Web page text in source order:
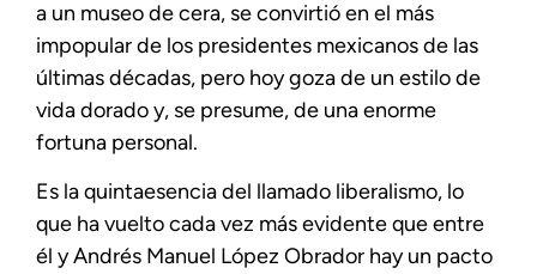
a un museo de cera, se convirtió en el más
impopular de los presidentes mexicanos de las
últimas décadas, pero hoy goza de un estilo de
vida dorado y, se presume, de una enorme
fortuna personal.
Es la quintaesencia del llamado liberalismo, lo
que ha vuelto cada vez más evidente que entre
él y Andrés Manuel López Obrador hay un pacto